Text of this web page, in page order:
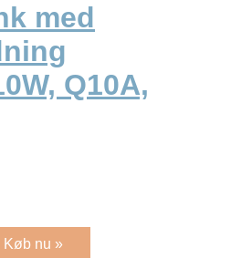
med
Q10A,
Køb nu »